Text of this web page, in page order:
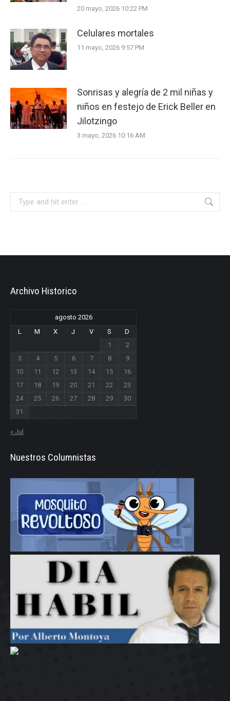
20 mayo, 2026 10:22 PM
Celulares mortales
11 mayo, 2026 9:57 PM
Sonrisas y alegría de 2 mil niñas y
niños en festejo de Erick Beller en
Jilotzingo
3 mayo, 2026 10:16 AM
Archivo Historico
agosto 2026
L
M X J V S
D
1
2
3
4 5 6 7 8
9
10
11 12 13 14 15
16
17
18 19 20 21 22
23
24
25 26 27 28 29
30
31
« Jul
Nuestros Columnistas